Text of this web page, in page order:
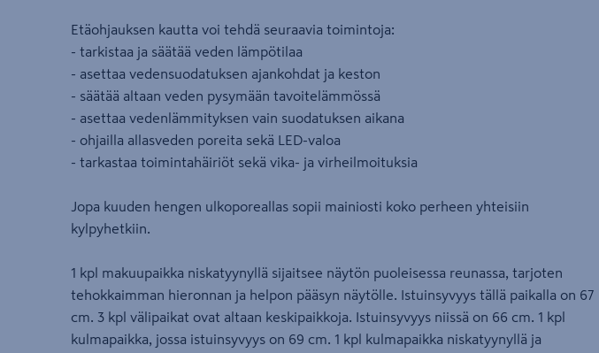
Etäohjauksen kautta voi tehdä seuraavia toimintoja:
- tarkistaa ja säätää veden lämpötilaa
- asettaa vedensuodatuksen ajankohdat ja keston
- säätää altaan veden pysymään tavoitelämmössä
- asettaa vedenlämmityksen vain suodatuksen aikana
- ohjailla allasveden poreita sekä LED-valoa
- tarkastaa toimintahäiriöt sekä vika- ja virheilmoituksia
Jopa kuuden hengen ulkoporeallas sopii mainiosti koko perheen yhteisiin
kylpyhetkiin.
1 kpl makuupaikka niskatyynyllä sijaitsee näytön puoleisessa reunassa, tarjoten
tehokkaimman hieronnan ja helpon pääsyn näytölle. Istuinsyvyys tällä paikalla on 67
cm. 3 kpl välipaikat ovat altaan keskipaikkoja. Istuinsyvyys niissä on 66 cm. 1 kpl
kulmapaikka, jossa istuinsyvyys on 69 cm. 1 kpl kulmapaikka niskatyynyllä ja